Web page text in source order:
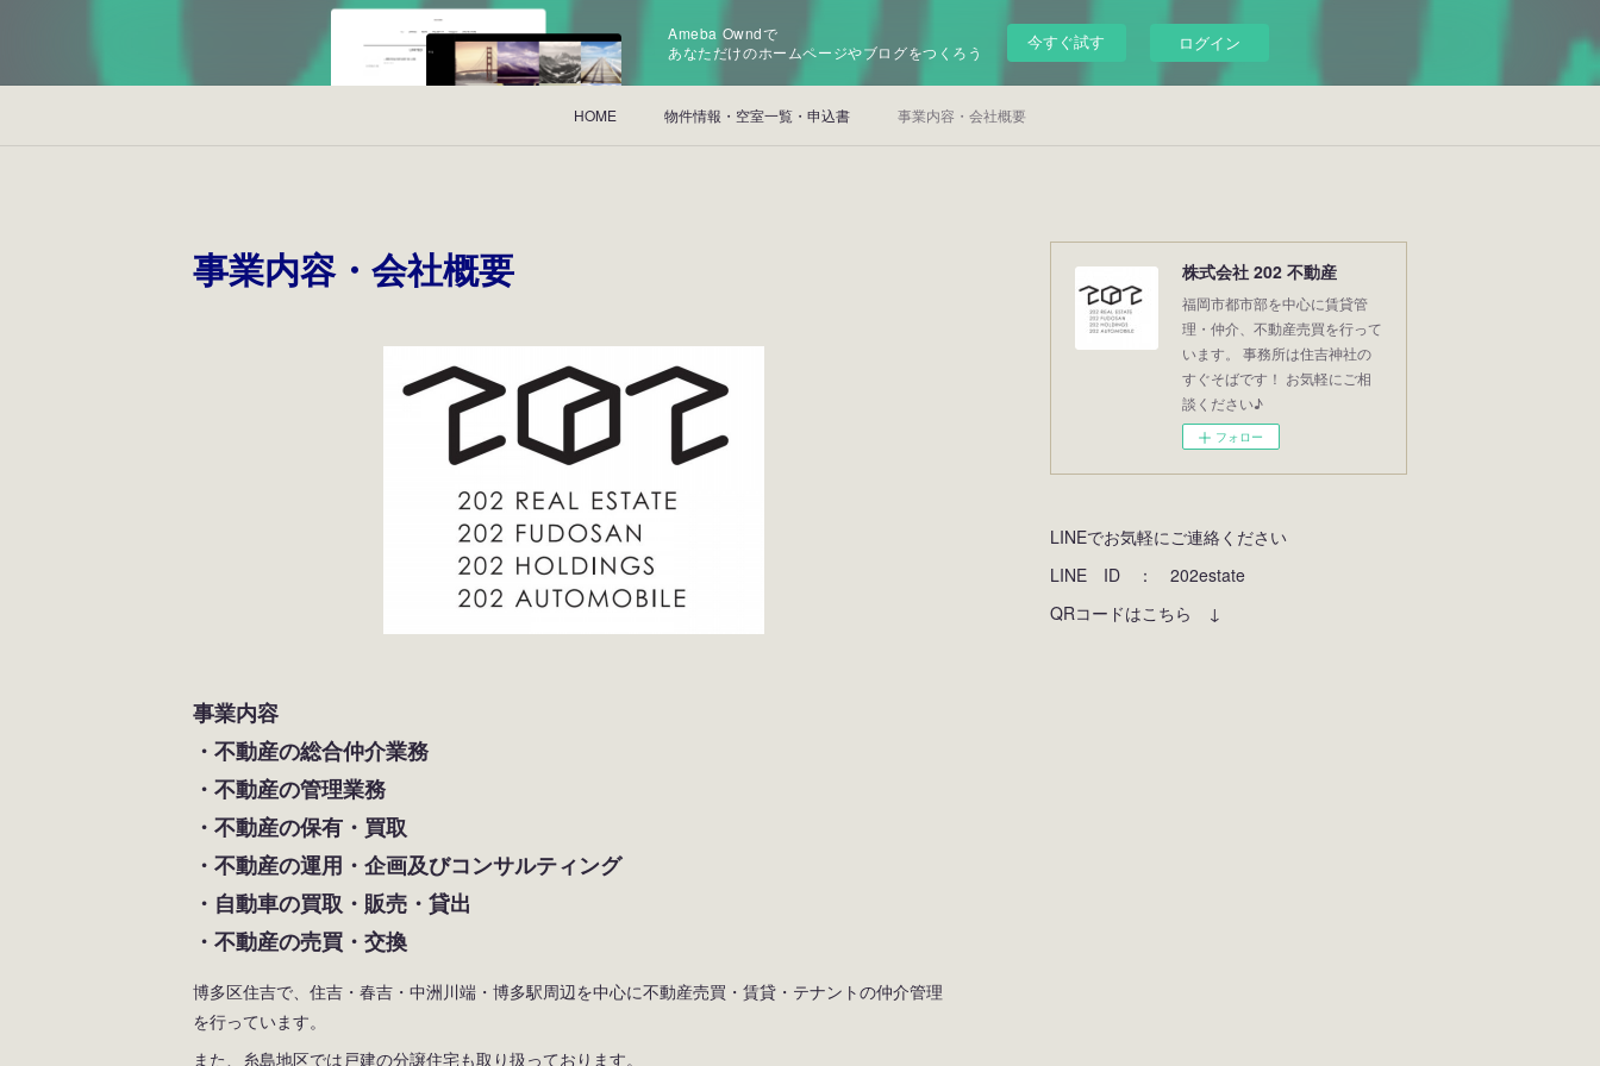
Ameba Owndで
あなただけのホームページやブログをつくろう
今すぐ試す ログイン
HOME 物件情報・空室一覧・申込書 事業内容・会社概要
事業内容・会社概要
事業内容
・不動産の総合仲介業務
・不動産の管理業務
・不動産の保有・買取
・不動産の運用・企画及びコンサルティング
・自動車の買取・販売・貸出
・不動産の売買・交換
博多区住吉で、住吉・春吉・中洲川端・博多駅周辺を中心に不動産売買・賃貸・テナントの仲介管理
を行っています。
また、糸島地区では戸建の分譲住宅も取り扱っております。
株式会社 202 不動産
福岡市都市部を中心に賃貸管
理・仲介、不動産売買を行って
います。 事務所は住吉神社の
すぐそばです！ お気軽にご相
談ください♪
フォロー
LINEでお気軽にご連絡ください
LINE ID ： 202estate
QRコードはこちら ↓